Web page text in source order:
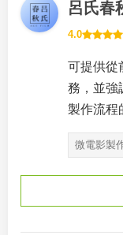
呂氏春
4.0
可提供從
務，並強
製作流程
微電影製